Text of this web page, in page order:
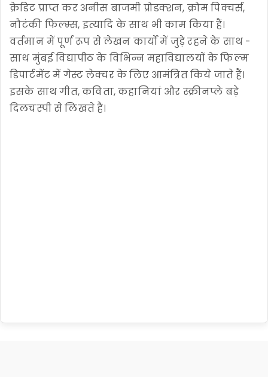
क्रेडिट प्राप्त कर अनीस बाजमी प्रोडक्शन, क्रोम पिक्चर्स,
नौटंकी फिल्म्स, इत्यादि के साथ भी काम किया हैं।
वर्तमान में पूर्ण रूप से लेखन कार्यों में जुड़े रहने के साथ -
साथ मुंबई विद्यापीठ के विभिन्न महाविद्यालयों के फिल्म
डिपार्टमेंट में गेस्ट लेक्चर के लिए आमंत्रित किये जाते हैं।
इसके साथ गीत, कविता, कहानियां और स्क्रीनप्ले बड़े
दिलचस्पी से लिखते हैं।